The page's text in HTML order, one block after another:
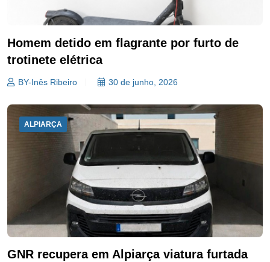
Homem detido em flagrante por furto de
trotinete elétrica
BY-Inês Ribeiro 30 de junho, 2026
ALPIARÇA
GNR recupera em Alpiarça viatura furtada